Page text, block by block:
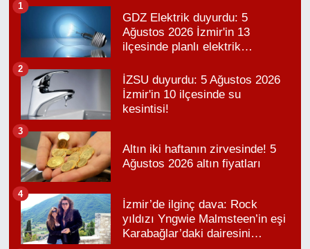
GDZ Elektrik duyurdu: 5
Ağustos 2026 İzmir'in 13
ilçesinde planlı elektrik
1
İZSU duyurdu: 5 Ağustos 2026
İzmir'in 10 ilçesinde su
kesintisi!
2
Altın iki haftanın zirvesinde! 5
Ağustos 2026 altın fiyatları
3
İzmir’de ilginç dava: Rock
yıldızı Yngwie Malmsteen’in eşi
Karabağlar’daki dairesini
4